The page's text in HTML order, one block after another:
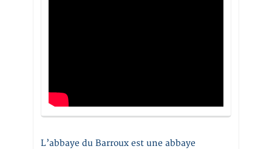
L’abbaye du Barroux est une abbaye